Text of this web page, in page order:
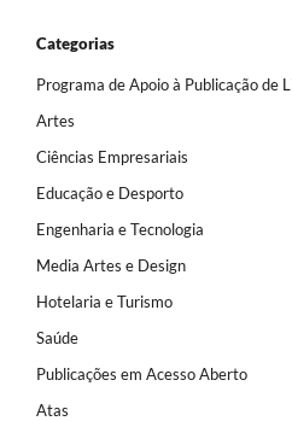
Categorias
Programa de Apoio à Publicação de
Artes
Ciências Empresariais
Educação e Desporto
Engenharia e Tecnologia
Media Artes e Design
Hotelaria e Turismo
Saúde
Publicações em Acesso Aberto
Atas